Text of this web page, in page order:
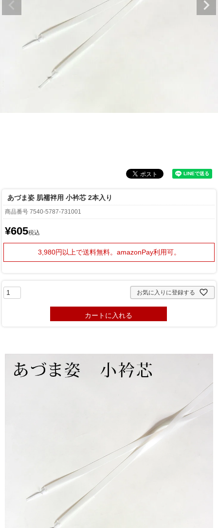
あづま姿 肌襦袢用 小衿芯 2本入り
商品番号 7540-5787-731001
¥605税込
3,980円以上で送料無料。 amazonPay利用可。
お気に入りに登録する
カートに入れる